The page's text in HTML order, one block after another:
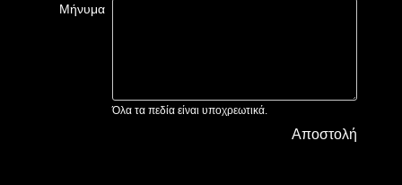
Μήνυμα
Όλα τα πεδία είναι υποχρεωτικά.
Αποστολή